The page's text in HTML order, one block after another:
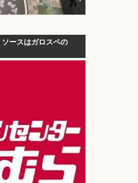
ソースはガロスペの